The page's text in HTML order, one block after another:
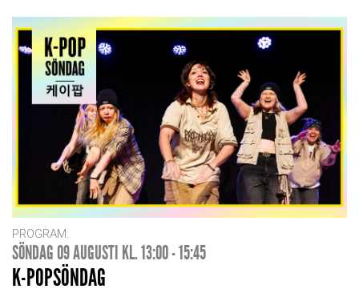
PROGRAM:
SÖNDAG 09 AUGUSTI KL. 13:00 - 15:45
K-POPSÖNDAG